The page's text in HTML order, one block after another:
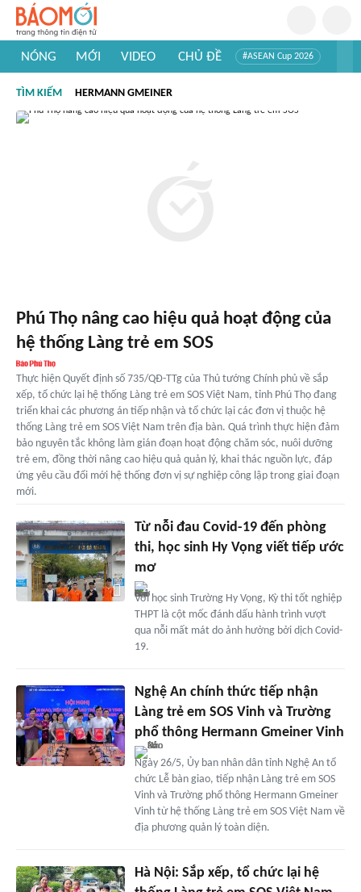
NÓNG MỚI VIDEO CHỦ ĐỀ #ASEAN Cup 2026
#Khám phá thế giới
TÌM KIẾM HERMANN GMEINER
Phú Thọ nâng cao hiệu quả hoạt động của
hệ thống Làng trẻ em SOS
Thực hiện Quyết định số 735/QĐ-TTg của Thủ tướng Chính phủ về sắp
xếp, tổ chức lại hệ thống Làng trẻ em SOS Việt Nam, tỉnh Phú Thọ đang
triển khai các phương án tiếp nhận và tổ chức lại các đơn vị thuộc hệ
thống Làng trẻ em SOS Việt Nam trên địa bàn. Quá trình thực hiện đảm
bảo nguyên tắc không làm gián đoạn hoạt động chăm sóc, nuôi dưỡng
trẻ em, đồng thời nâng cao hiệu quả quản lý, khai thác nguồn lực, đáp
ứng yêu cầu đổi mới hệ thống đơn vị sự nghiệp công lập trong giai đoạn
mới.
Từ nỗi đau Covid-19 đến phòng
thi, học sinh Hy Vọng viết tiếp ước
mơ
Với học sinh Trường Hy Vọng, Kỳ thi tốt nghiệp
THPT là cột mốc đánh dấu hành trình vượt
qua nỗi mất mát do ảnh hưởng bởi dịch Covid-
19.
Nghệ An chính thức tiếp nhận
Làng trẻ em SOS Vinh và Trường
phổ thông Hermann Gmeiner Vinh
Ngày 26/5, Ủy ban nhân dân tỉnh Nghệ An tổ
chức Lễ bàn giao, tiếp nhận Làng trẻ em SOS
Vinh và Trường phổ thông Hermann Gmeiner
Vinh từ hệ thống Làng trẻ em SOS Việt Nam về
địa phương quản lý toàn diện.
Hà Nội: Sắp xếp, tổ chức lại hệ